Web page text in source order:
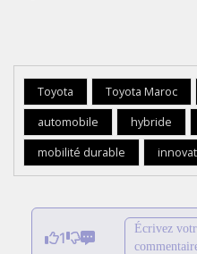
Toyota Toyota Maroc
automobile
hybride
mobilité durable
1
Écrivez